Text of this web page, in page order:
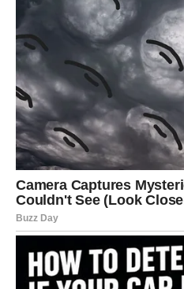
kada je ćutao dok mu se srce
Sada dolazi vreme kada će
gledaju drugačijim očima.
samo daje – već osoba koja
i poštovanje koje zaslužuje.
Jedna velika želja Rakovima
veoma mračnog perioda.
JARAC –
PREVIŠE